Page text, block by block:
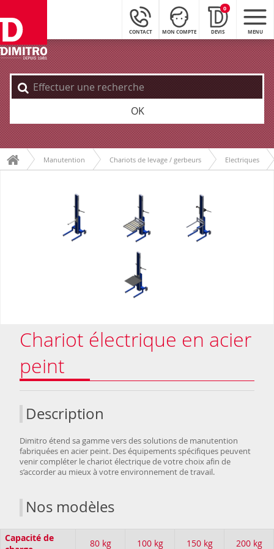
CONTACT MON COMPTE DEVIS
0
MENU
OK
Manutention Chariots de levage / gerbeurs Electriques
Chariot électrique en acier
peint
Description
Dimitro étend sa gamme vers des solutions de manutention
fabriquées en acier peint. Des équipements spécifiques peuvent
venir compléter le chariot électrique de votre choix afin de
s’accorder au mieux à votre environnement de travail.
Nos modèles
Capacité de
80 kg 100 kg 150 kg 200 kg